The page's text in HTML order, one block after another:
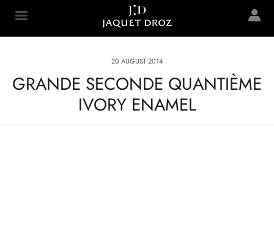
content
Jaquet Droz
20 AUGUST 2014
GRANDE SECONDE QUANTIÈME
IVORY ENAMEL